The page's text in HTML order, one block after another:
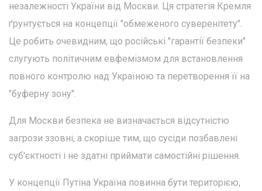
незалежності України від Москви. Ця стратегія Кремля
ґрунтується на концепції "обмеженого суверенітету".
Це робить очевидним, що російські "гарантії безпеки"
слугують політичним евфемізмом для встановлення
повного контролю над Україною та перетворення її на
"буферну зону".
Для Москви безпека не визначається відсутністю
загрози ззовні, а скоріше тим, що сусіди позбавлені
суб'єктності і не здатні приймати самостійні рішення.
У концепції Путіна Україна повинна бути територією,